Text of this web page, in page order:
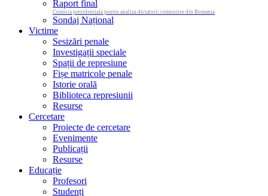
Raport final
Comisia prezidentiala pentru analiza dictaturii comuniste din Romania
Sondaj Național
Victime
Sesizări penale
Investigații speciale
Spații de represiune
Fișe matricole penale
Istorie orală
Biblioteca represiunii
Resurse
Cercetare
Proiecte de cercetare
Evenimente
Publicații
Resurse
Educație
Profesori
Studenți